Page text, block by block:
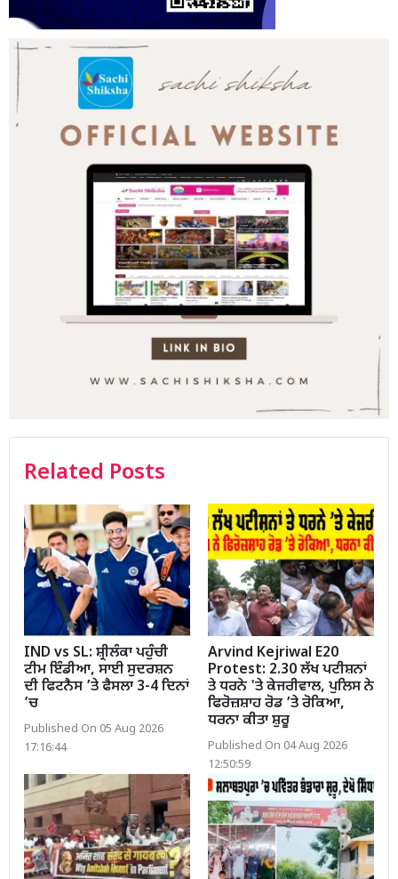
Related Posts
IND vs SL: ਸ਼੍ਰੀਲੰਕਾ ਪਹੁੰਚੀ
ਟੀਮ ਇੰਡੀਆ, ਸਾਈ ਸੁਦਰਸ਼ਨ
ਦੀ ਫਿਟਨੈਸ ’ਤੇ ਫੈਸਲਾ 3-4 ਦਿਨਾਂ
’ਚ
Published On 05 Aug 2026
17:16:44
Arvind Kejriwal E20
Protest: 2.30 ਲੱਖ ਪਟੀਸ਼ਨਾਂ
ਤੇ ਧਰਨੇ 'ਤੇ ਕੇਜਰੀਵਾਲ, ਪੁਲਿਸ ਨੇ
ਫਿਰੋਜ਼ਸ਼ਾਹ ਰੋਡ ’ਤੇ ਰੋਕਿਆ,
ਧਰਨਾ ਕੀਤਾ ਸ਼ੁਰੂ
Published On 04 Aug 2026
12:50:59